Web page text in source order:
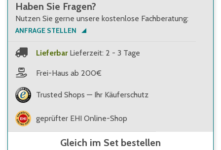
Haben Sie Fragen?
Nutzen Sie gerne unsere kostenlose Fachberatung:
ANFRAGE STELLEN
Lieferbar Lieferzeit: 2 - 3 Tage
Frei-Haus ab 200€
Trusted Shops — Ihr Käuferschutz
geprüfter EHI Online-Shop
Gleich im Set bestellen